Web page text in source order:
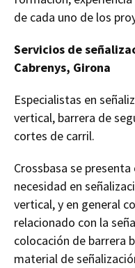
de cada uno de los
Servicios de
Cabrenys, Girona
Especialistas en
vertical, barrera de
cortes de carril.
Crossbasa se
necesidad en
vertical, y en general
relacionado con la
colocación de barrera
material de